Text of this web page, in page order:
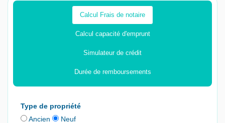
Calcul Frais de notaire
Calcul capacité d'emprunt
Simulateur de crédit
Durée de remboursements